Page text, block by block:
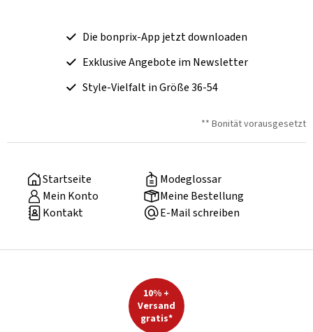
Die bonprix-App jetzt downloaden
Exklusive Angebote im Newsletter
Style-Vielfalt in Größe 36-54
** Bonität vorausgesetzt
Startseite
Modeglossar
Mein Konto
Meine Bestellung
Kontakt
E-Mail schreiben
10% +
Versand
gratis*